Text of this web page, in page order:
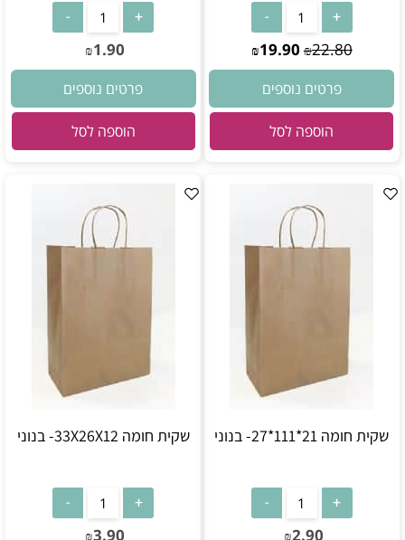
₪22.80
₪19.90
פרטים נוספים
הוספה לסל
₪1.90
פרטים נוספים
הוספה לסל
שקית חומה 21*111*27- בנוני
₪2.90
שקית חומה 33X26X12- בנוני
₪3.90